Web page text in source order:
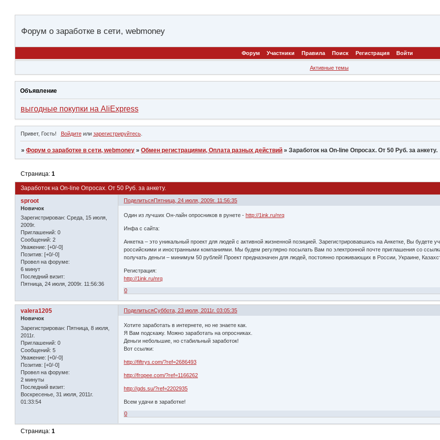
Форум о заработке в сети, webmoney
Форум Участники Правила Поиск Регистрация Войти
Активные темы
Объявление
выгодные покупки на AliExpress
Привет, Гость! Войдитеили зарегистрируйтесь.
»Форум о заработке в сети, webmoney »Обмен регистрациями, Оплата разных действий »Заработок на On-line Опросах. От 50 Руб. за анкету.
Заработок на On-line Опросах. От 50 Руб. за анкету.
Страница:1
ПоделитьсяПятница, 24 июля, 2009г. 11:56:35
sproot
Новичок
Зарегистрирован: Среда, 15 июля,
2009г.
Приглашений: 0
Сообщений: 2
Уважение: [+0/-0]
Позитив: [+0/-0]
Провел на форуме:
6 минут
Последний визит:
Пятница, 24 июля, 2009г. 11:56:36
Один из лучших Он-лайн опросников в рунете -http://1ink.ru/nrq
Инфа с сайта:
Анкетка – это уникальный проект для людей с активной жизненной позицией. Зарегистрировавшись на Анкетке, Вы
российскими и иностранными компаниями. Мы будем регулярно посылать Вам по электронной почте приглашения со
получать деньги – минимум 50 рублей! Проект предназначен для людей, постоянно проживающих в России, Украине,
Регистрация:
http://1ink.ru/nrq
0
ПоделитьсяСуббота, 23 июля, 2011г. 03:05:35
valera1205
Новичок
Зарегистрирован: Пятница, 8 июля,
2011г.
Приглашений: 0
Сообщений: 5
Уважение: [+0/-0]
Позитив: [+0/-0]
Провел на форуме:
2 минуты
Последний визит:
Воскресенье, 31 июля, 2011г.
01:33:54
Хотите заработать в интернете, но не знаете как.
Я Вам подскажу. Можно заработать на опросниках.
Деньги небольшие, но стабильный заработок!
Вот ссылки:
http://fiftrys.com/?ref=2686493
http://fropee.com/?ref=1166262
http://gds.su/?ref=2202935
Всем удачи в заработке!
0
Страница:1